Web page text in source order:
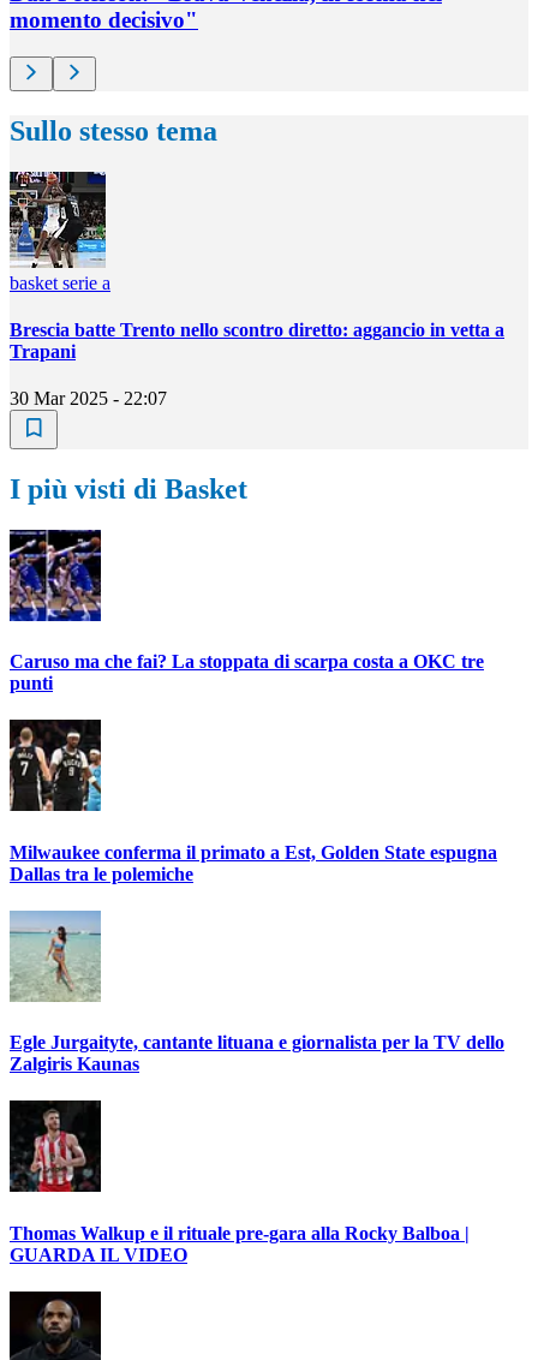
momento decisivo"
Sullo stesso tema
basket serie a
Brescia batte Trento nello scontro diretto: aggancio in vetta a
Trapani
30 Mar 2025 - 22:07
I più visti di Basket
Caruso ma che fai? La stoppata di scarpa costa a OKC tre
punti
Milwaukee conferma il primato a Est, Golden State espugna
Dallas tra le polemiche
Egle Jurgaityte, cantante lituana e giornalista per la TV dello
Zalgiris Kaunas
Thomas Walkup e il rituale pre-gara alla Rocky Balboa |
GUARDA IL VIDEO